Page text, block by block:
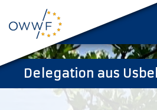
Delegation aus